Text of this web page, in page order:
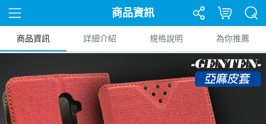
商品資訊
商品資訊 詳細介紹 規格說明 為你推薦